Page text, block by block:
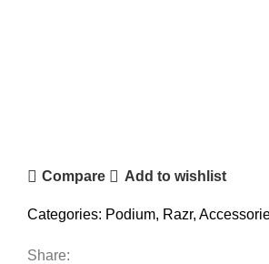
Compare Add to wishlist
Categories: Podium, Razr,
Share: